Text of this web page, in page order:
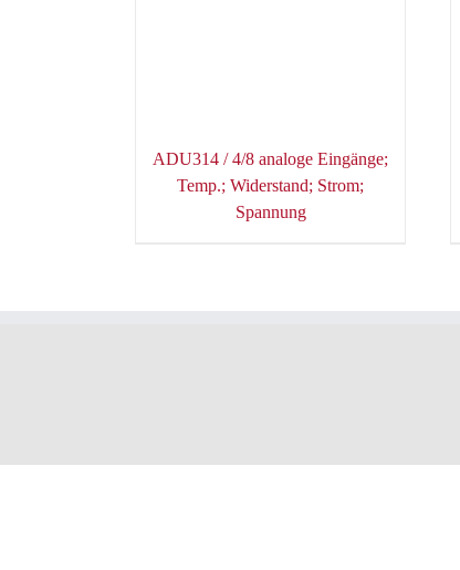
ADU314 / 4/8 analoge Eingänge;
Temp.; Widerstand; Strom;
Spannung